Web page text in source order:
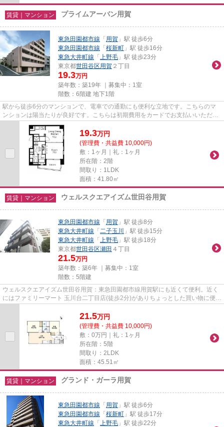
賃貸｜マンション プライムアーバン用賀
東急田園都市線 「用賀 」駅 徒歩6分
東急田園都市線 「桜新町 」駅 徒歩16分
東急大井町線 「 上野毛 」駅 徒歩23分
東京都世田谷区用賀 ２丁目
19.3万円
築年数：築19年 ｜募集中： 1室
階数：6階建 地下1階
駅から徒歩6分のマンションで、電車での通勤にも便利な立地です。こちらのマ
ンションは陽当たりが良好です。こちらは初期費用をカードでお支払いいただけ
る物件なので、支払い手続きの...
19.3万円
(管理費・共益費 10,000円)
敷：1ヶ月｜礼：1ヶ月
所在階：2階
間取り：1LDK
面積：41.80㎡
賃貸｜マンション ウェルスクエアイズム世田谷用賀
東急田園都市線 「用賀 」駅 徒歩8分
東急大井町線 「二子玉川
」駅 徒歩15分
東急大井町線 「 上野毛 」駅 徒歩18分
東京都世田谷区瀬田 ４丁目
21.5万円
築年数：築6年 ｜募集中： 1室
階数：5階建
ウェルスクエアイズム世田谷用賀：東急田園都市線用賀駅にも近くて便利。近く
にはファミリーマート 玉川台二丁目店(徒歩2分)がありちょっとした買い物に便利
です。共用部には敷地内ご...
21.5万円
(管理費・共益費 10,000円)
敷：0万円｜礼：1ヶ月
所在階：5階
間取り：2LDK
面積：45.51㎡
賃貸｜マンション グランド・ガーラ用賀
東急田園都市線 「用賀 」駅 徒歩6分
東急田園都市線 「桜新町 」駅 徒歩17分
東急大井町線 「 上野毛 」駅 徒歩22分